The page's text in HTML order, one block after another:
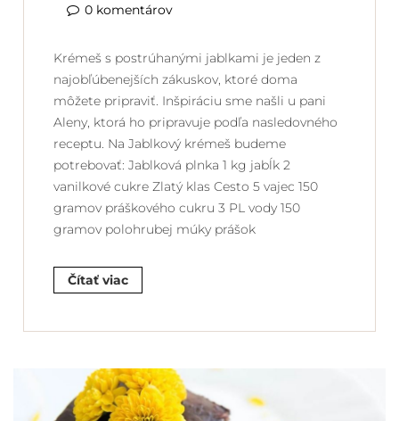
0 komentárov
Krémeš s postrúhanými jablkami je jeden z
najobľúbenejších zákuskov, ktoré doma
môžete pripraviť. Inšpiráciu sme našli u pani
Aleny, ktorá ho pripravuje podľa nasledovného
receptu. Na Jablkový krémeš budeme
potrebovať: Jablková plnka 1 kg jabĺk 2
vanilkové cukre Zlatý klas Cesto 5 vajec 150
gramov práškového cukru 3 PL vody 150
gramov polohrubej múky prášok
Čítať viac